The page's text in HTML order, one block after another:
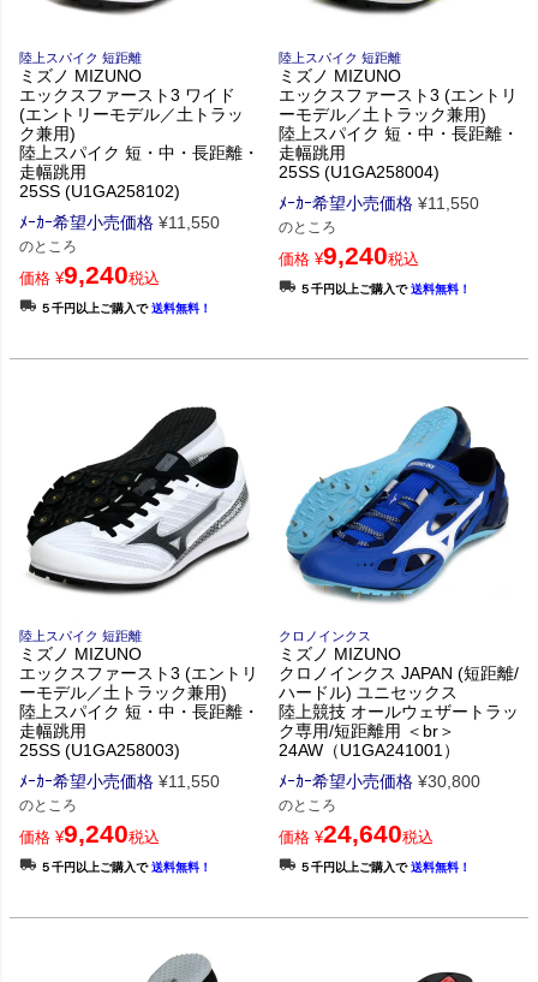
陸上スパイク 短距離
ミズノ MIZUNO
エックスファースト3 ワイド
(エントリーモデル／土トラッ
ク兼用)
陸上スパイク 短・中・長距離・
走幅跳用
25SS (U1GA258102)
ﾒｰｶｰ希望小売価格 ¥11,550
のところ
価格 ¥9,240税込
５千円以上ご購入で送料無料！
陸上スパイク 短距離
ミズノ MIZUNO
エックスファースト3 (エントリ
ーモデル／土トラック兼用)
陸上スパイク 短・中・長距離・
走幅跳用
25SS (U1GA258004)
ﾒｰｶｰ希望小売価格 ¥11,550
のところ
価格 ¥9,240税込
５千円以上ご購入で送料無料！
陸上スパイク 短距離
ミズノ MIZUNO
エックスファースト3 (エントリ
ーモデル／土トラック兼用)
陸上スパイク 短・中・長距離・
走幅跳用
25SS (U1GA258003)
ﾒｰｶｰ希望小売価格 ¥11,550
のところ
価格 ¥9,240税込
５千円以上ご購入で送料無料！
クロノインクス
ミズノ MIZUNO
クロノインクス JAPAN (短距離/
ハードル) ユニセックス
陸上競技 オールウェザートラッ
ク専用/短距離用 ＜br＞
24AW（U1GA241001）
ﾒｰｶｰ希望小売価格 ¥30,800
のところ
価格 ¥24,640税込
５千円以上ご購入で送料無料！